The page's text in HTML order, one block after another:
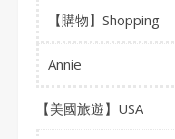
【購物】Shopping
Annie
【美國旅遊】USA